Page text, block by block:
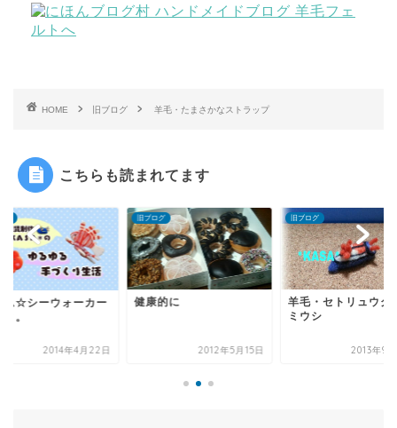
HOME 旧ブログ 羊毛・たまさかなストラップ
こちらも読まれてます
ブログ
康的に
2012年5月15日
旧ブログ
羊毛・セトリュウグウウ
2013年9月26日
旧ブログ
グアム☆シーウォ
のこと。
2014年